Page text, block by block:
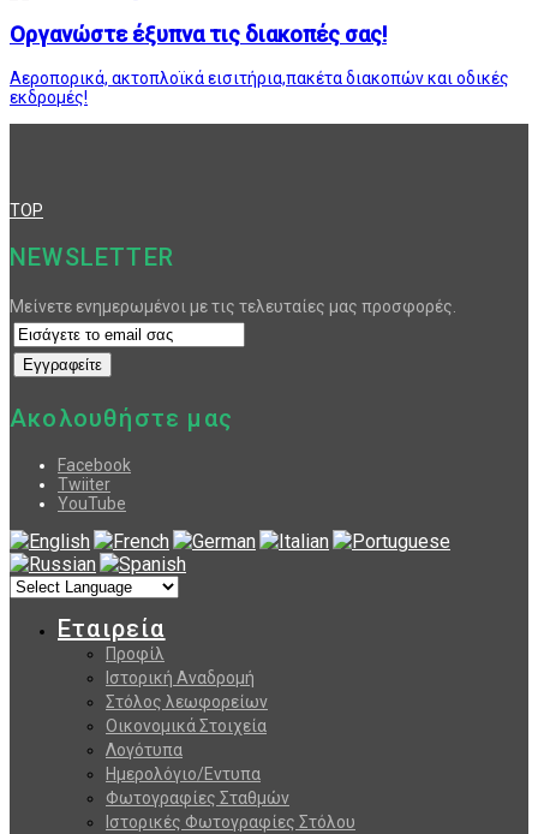
Οργανώστε έξυπνα τις διακοπές σας!
Αεροπορικά, ακτοπλοϊκά εισιτήρια,πακέτα διακοπών και οδικές
εκδρομές!
TOP
NEWSLETTER
Μείνετε ενημερωμένοι με τις τελευταίες μας προσφορές.
Ακολουθήστε μας
Facebook
Twiiter
YouTube
Εταιρεία
Προφίλ
Ιστορική Αναδρομή
Στόλος λεωφορείων
Οικονομικά Στοιχεία
Λογότυπα
Ημερολόγιο/Εντυπα
Φωτογραφίες Σταθμών
Ιστορικές Φωτογραφίες Στόλου